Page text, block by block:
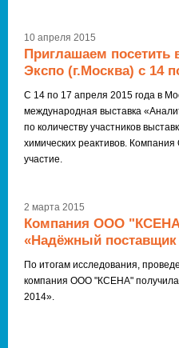
10 апреля 2015
Приглашаем посетить
Экспо (г.Москва) с 14
С 14 по 17 апреля 2015 года в
международная выставка
по количеству участников
химических реактивов.
участие.
2 марта 2015
Компания ООО
«Надёжный поставщик
По итогам исследования,
компания ООО "КСЕНА"
2014».